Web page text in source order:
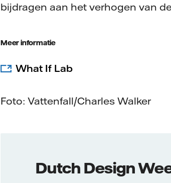
bijdragen aan het verhogen van
Meer informatie
What If Lab
Foto: Vattenfall/Charles Walker
Dutch Design